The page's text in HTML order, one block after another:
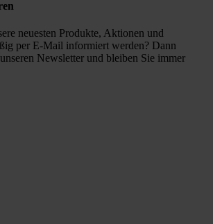
neuesten Produkte, Aktionen und
per E-Mail informiert werden? Dann
Newsletter und bleiben Sie immer